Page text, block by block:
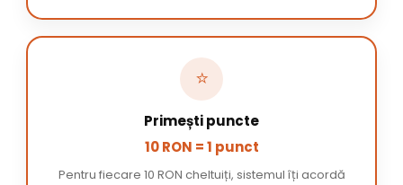
⭐
Primești puncte
10 RON = 1 punct
Pentru fiecare 10 RON cheltuiți, sistemul îți acordă